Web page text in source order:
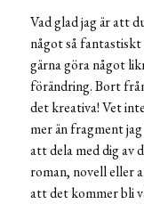
Vad glad jag är att
något så
gärna göra något
förändring. Bort
det kreativa! Vet
mer än fragment
att dela med dig av
roman, novell eller
att det kommer bli